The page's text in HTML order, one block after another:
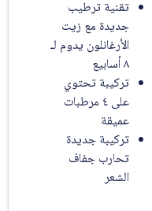
تقنية ترطيب
جديدة مع زيت
الأرغانلون يدوم لـ
٨ أسابيع
تركيبة تحتوي
على ٤ مرطبات
عميقة
تركيبة جديدة
تحارب جفاف
الشعر